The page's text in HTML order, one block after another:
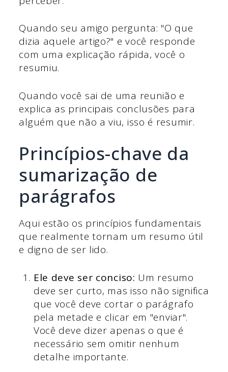
Quando seu amigo pergunta: "O que
dizia aquele artigo?" e você responde
com uma explicação rápida, você o
resumiu.
Quando você sai de uma reunião e
explica as principais conclusões para
alguém que não a viu, isso é resumir.
Princípios-chave da
sumarização de
parágrafos
Aqui estão os princípios fundamentais
que realmente tornam um resumo útil
e digno de ser lido.
Ele deve ser conciso: Um resumo
deve ser curto, mas isso não significa
que você deve cortar o parágrafo
pela metade e clicar em "enviar".
Você deve dizer apenas o que é
necessário sem omitir nenhum
detalhe importante.